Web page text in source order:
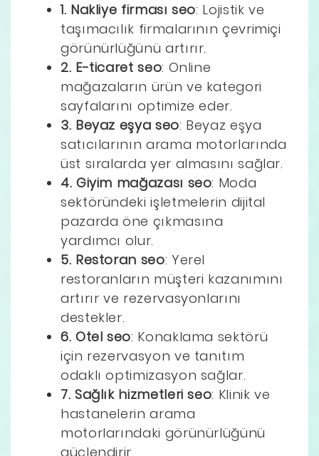
1. Nakliye firması seo: Lojistik ve
taşımacılık firmalarının çevrimiçi
görünürlüğünü artırır.
2. E-ticaret seo: Online
mağazaların ürün ve kategori
sayfalarını optimize eder.
3. Beyaz eşya seo: Beyaz eşya
satıcılarının arama motorlarında
üst sıralarda yer almasını sağlar.
4. Giyim mağazası seo: Moda
sektöründeki işletmelerin dijital
pazarda öne çıkmasına
yardımcı olur.
5. Restoran seo: Yerel
restoranların müşteri kazanımını
artırır ve rezervasyonlarını
destekler.
6. Otel seo: Konaklama sektörü
için rezervasyon ve tanıtım
odaklı optimizasyon sağlar.
7. Sağlık hizmetleri seo: Klinik ve
hastanelerin arama
motorlarındaki görünürlüğünü
güçlendirir.